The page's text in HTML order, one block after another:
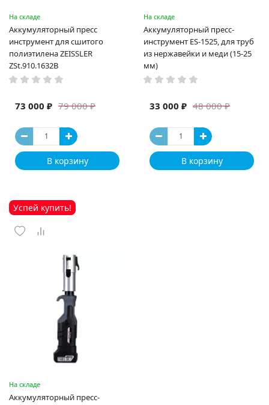
На складе
Аккумуляторный пресс
инструмент для сшитого
полиэтилена ZEISSLER
ZSt.910.1632B
79 000 ₽
73 000 ₽
В корзину
На складе
Аккумуляторный пресс-
инструмент ES-1525, для труб
из нержавейки и меди (15-25
мм)
48 000 ₽
33 000 ₽
В корзину
Успей купить!
На складе
Аккумуляторный пресс-